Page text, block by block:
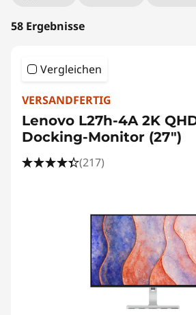
n
58 Ergebnisse
Vergleichen
VERSANDFERTIG
Lenovo L27h-4A 2K
Docking-Monitor (27")
(217)